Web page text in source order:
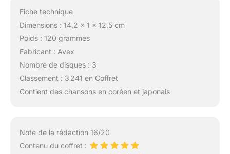
Fiche technique
Dimensions : 14,2 x 1 x 12,5 cm
Poids : 120 grammes
Fabricant : Avex
Nombre de disques : 3
Classement : 3 241 en Coffret
Contient des chansons en coréen et japonais
Note de la rédaction 16/20
Contenu du coffret :